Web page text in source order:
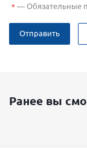
*—Обязательные
Отправить
Ранее вы